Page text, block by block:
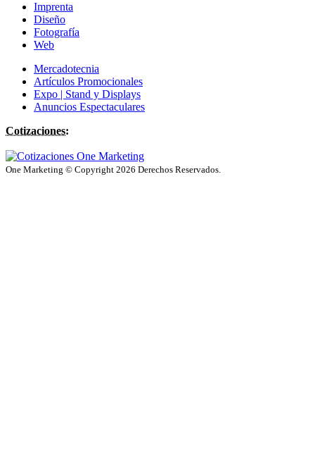
Imprenta
Diseño
Fotografía
Web
Mercadotecnia
Artículos Promocionales
Expo | Stand y Displays
Anuncios Espectaculares
Cotizaciones:
One Marketing © Copyright 2026 Derechos Reservados.